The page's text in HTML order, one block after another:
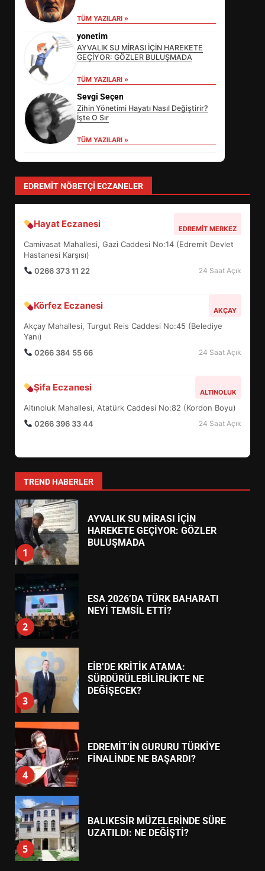
TÜM YAZILARI »
yonetim
AYVALIK SU MİRASI İÇİN HAREKETE
GEÇİYOR: GÖZLER BULUŞMADA
TÜM YAZILARI »
Sevgi Seçen
Zihin Yönetimi Hayatı Nasıl Değiştirir?
İşte O Sır
TÜM YAZILARI »
EDREMIT NÖBETÇI ECZANELER
Hayat Eczanesi EDREMIT MERKEZ
Camivasat Mahallesi, Gazi Caddesi No:14 (Edremit Devlet
Hastanesi Karşısı)
0266 373 11 22
24 Saat Açık
Körfez Eczanesi AKÇAY
Akçay Mahallesi, Turgut Reis Caddesi No:45 (Belediye
Yanı)
0266 384 55 66
24 Saat Açık
Şifa Eczanesi ALTINOLUK
Altınoluk Mahallesi, Atatürk Caddesi No:82 (Kordon Boyu)
0266 396 33 44
24 Saat Açık
TREND HABERLER
3
EİB’DE KRİTİK ATAMA:
SÜRDÜRÜLEBİLİRLİKTE NE
4
EDREMİT’İN GURURU TÜRKİYE
FİNALİNDE NE BAŞARDI?
5
BALIKESİR MÜZELERİNDE SÜRE
6
TURNUVASI KAYITLARI NEYİ
DEĞİŞTİRİYOR?
7
YENİ YÖNETİM NASIL
1
AYVALIK SU MİRASI İÇİN
HAREKETE GEÇİYOR: GÖZLER
BULUŞMADA
2
ESA 2026’DA TÜRK BAHARATI
NEYİ TEMSİL ETTİ?
3
EİB’DE KRİTİK ATAMA:
SÜRDÜRÜLEBİLİRLİKTE NE
DEĞİŞECEK?
4
EDREMİT’İN GURURU TÜRKİYE
FİNALİNDE NE BAŞARDI?
5
BALIKESİR MÜZELERİNDE SÜRE
UZATILDI: NE DEĞİŞTİ?